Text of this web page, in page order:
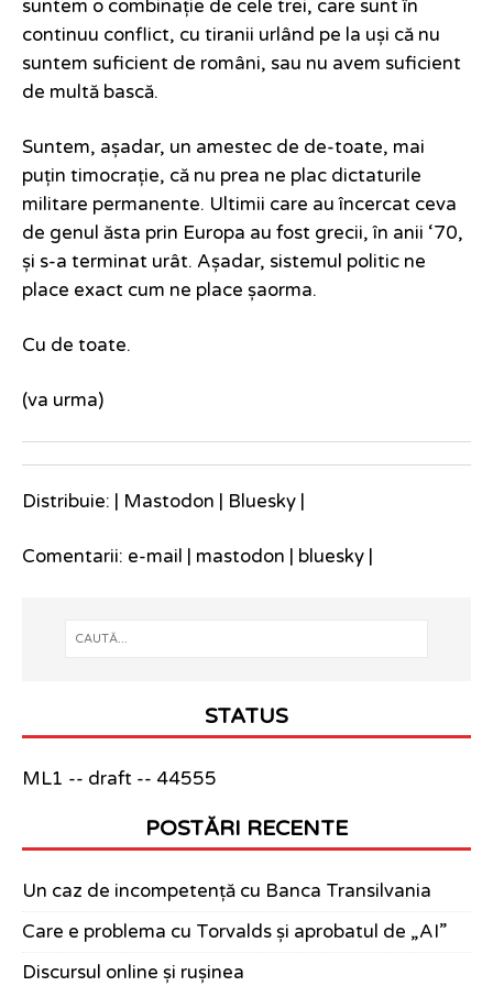
suntem o combinație de cele trei, care sunt în
continuu conflict, cu tiranii urlând pe la uși că nu
suntem suficient de români, sau nu avem suficient
de multă bască.
Suntem, așadar, un amestec de de-toate, mai
puțin timocrație, că nu prea ne plac dictaturile
militare permanente. Ultimii care au încercat ceva
de genul ăsta prin Europa au fost grecii, în anii ‘70,
și s-a terminat urât. Așadar, sistemul politic ne
place exact cum ne place șaorma.
Cu de toate.
(va urma)
Distribuie: | Mastodon Bluesky
Comentarii: e-mail mastodon bluesky
STATUS
ML1 -- draft -- 44555
POSTĂRI RECENTE
Un caz de incompetență cu Banca Transilvania
Care e problema cu Torvalds și aprobatul de „AI”
Discursul online și rușinea